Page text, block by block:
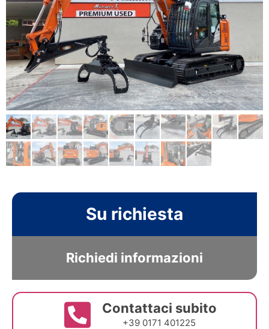
Su richiesta
Richiedi informazioni
Contattaci subito
+39 0171 401225